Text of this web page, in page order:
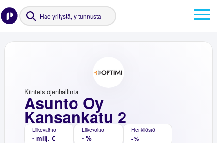
Asunto Oy
Kansankatu 2
Kiinteistöjenhallinta
Liikevaihto
- milj. €
Liikevoitto
- %
Henkilöstö
- %